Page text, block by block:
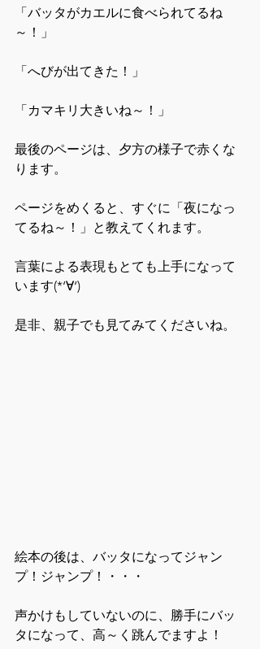
「バッタがカエルに食べられてるね
～！」
「へびが出てきた！」
「カマキリ大きいね～！」
最後のページは、夕方の様子で赤くな
ります。
ページをめくると、すぐに「夜になっ
てるね～！」と教えてくれます。
言葉による表現もとても上手になって
います(*‘∀‘)
是非、親子でも見てみてくださいね。
絵本の後は、バッタになってジャン
プ！ジャンプ！・・・
声かけもしていないのに、勝手にバッ
タになって、高～く跳んでますよ！